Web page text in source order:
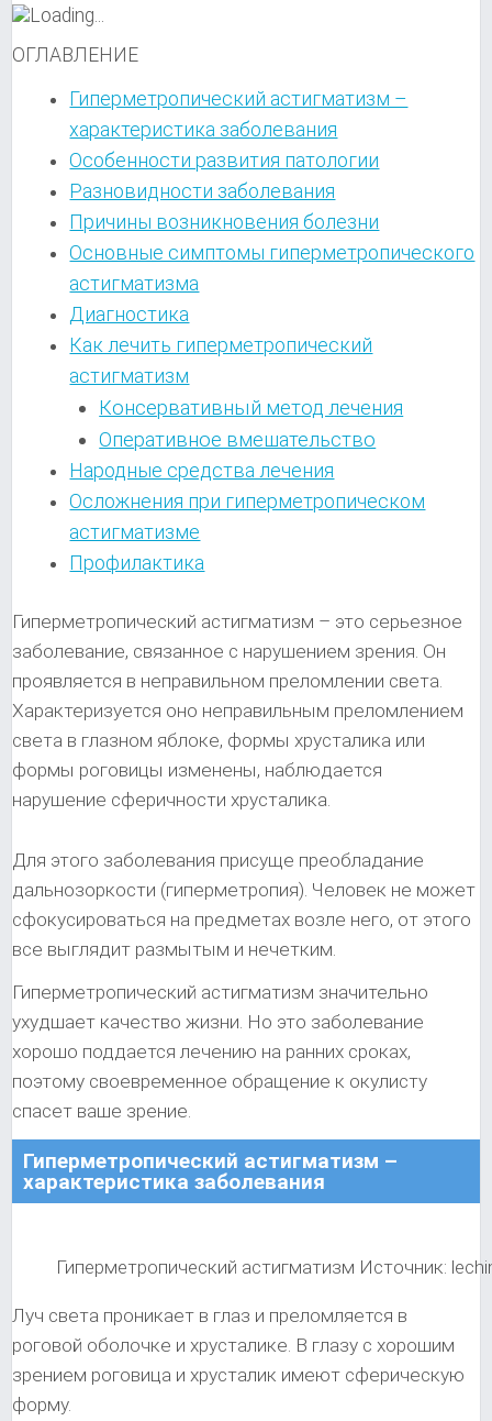
Loading...
ОГЛАВЛЕНИЕ
Гиперметропический астигматизм –
характеристика заболевания
Особенности развития патологии
Разновидности заболевания
Причины возникновения болезни
Основные симптомы гиперметропического
астигматизма
Диагностика
Как лечить гиперметропический
астигматизм
Консервативный метод лечения
Оперативное вмешательство
Народные средства лечения
Осложнения при гиперметропическом
астигматизме
Профилактика
Гиперметропический астигматизм – это серьезное
заболевание, связанное с нарушением зрения. Он
проявляется в неправильном преломлении света.
Характеризуется оно неправильным преломлением
света в глазном яблоке, формы хрусталика или
формы роговицы изменены, наблюдается
нарушение сферичности хрусталика.
Для этого заболевания присуще преобладание
дальнозоркости (гиперметропия). Человек не может
сфокусироваться на предметах возле него, от этого
все выглядит размытым и нечетким.
Гиперметропический астигматизм значительно
ухудшает качество жизни. Но это заболевание
хорошо поддается лечению на ранних сроках,
поэтому своевременное обращение к окулисту
спасет ваше зрение.
Гиперметропический астигматизм –
характеристика заболевания
Гиперметропический астигматизм Источник:
Луч света проникает в глаз и преломляется в
роговой оболочке и хрусталике. В глазу с хорошим
зрением роговица и хрусталик имеют сферическую
форму.